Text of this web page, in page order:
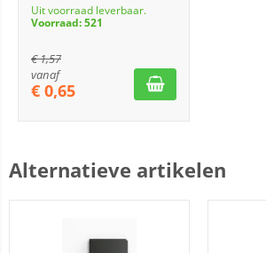
Uit voorraad leverbaar.
Voorraad: 521
€1,57
vanaf
€ 0,65
Alternatieve artikelen